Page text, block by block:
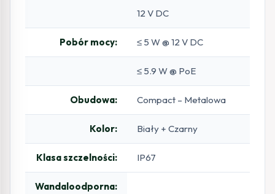
12 V DC
Pobór mocy: ≤ 5 W @ 12 V DC
≤ 5.9 W @ PoE
Obudowa: Compact – Metalowa
Kolor: Biały + Czarny
Klasa szczelności: IP67
Wandaloodporna: